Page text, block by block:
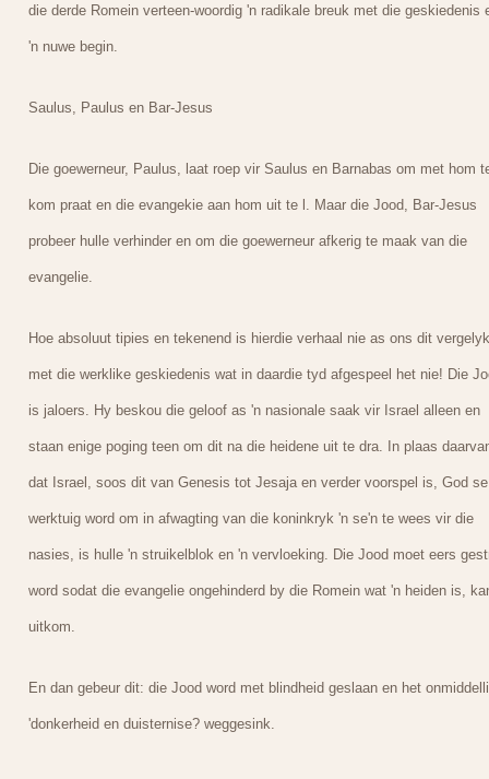
die derde Romein verteen-woordig 'n radikale breuk met die geskiedenis
'n nuwe begin.
Saulus, Paulus en Bar-Jesus
Die goewerneur, Paulus, laat roep vir Saulus en Barnabas om met hom
kom praat en die evangekie aan hom uit te l. Maar die Jood, Bar-Jesus
probeer hulle verhinder en om die goewerneur afkerig te maak van die
evangelie.
Hoe absoluut tipies en tekenend is hierdie verhaal nie as ons dit vergelyk
met die werklike geskiedenis wat in daardie tyd afgespeel het nie! Die
is jaloers. Hy beskou die geloof as 'n nasionale saak vir Israel alleen en
staan enige poging teen om dit na die heidene uit te dra. In plaas
dat Israel, soos dit van Genesis tot Jesaja en verder voorspel is, God se
werktuig word om in afwagting van die koninkryk 'n se'n te wees vir die
nasies, is hulle 'n struikelblok en 'n vervloeking. Die Jood moet eers
word sodat die evangelie ongehinderd by die Romein wat 'n heiden is,
uitkom.
En dan gebeur dit: die Jood word met blindheid geslaan en het
'donkerheid en duisternise? weggesink.